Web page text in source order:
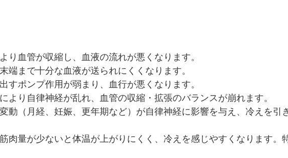
血管が収縮し、血液の流れが悪くなります。
端まで十分な血液が送られにくくなります。
ポンプ作用が弱まり、血行が悪くなります。
より自律神経が乱れ、血管の収縮・拡張のバランスが崩れます。
動（月経、妊娠、更年期など）が自律神経に影響を与え、冷えを引
肉量が少ないと体温が上がりにくく、冷えを感じやすくなります。